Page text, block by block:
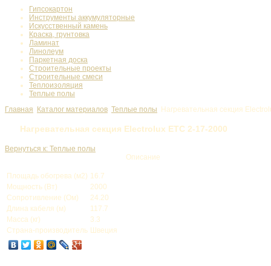
Гипсокартон
Инструменты аккумуляторные
Искусственный камень
Краска, грунтовка
Ламинат
Линолеум
Паркетная доска
Строительные проекты
Строительные смеси
Теплоизоляция
Теплые полы
Главная
Каталог материалов Теплые полы Нагревательная секция
Нагревательная секция Electrolux ETC 2-17-2000
Вернуться к: Теплые полы
Описание
Площадь обогрева (м2) 16.7
Мощность (Вт)
2000
Сопротивление (Ом)
24.20
Длина кабеля (м)
117.7
Масса (кг)
3.3
Страна-производитель Швеция